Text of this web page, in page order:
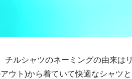
ルシャツのネーミングの由来はリ
ウト)から着ていて快適なシャツと